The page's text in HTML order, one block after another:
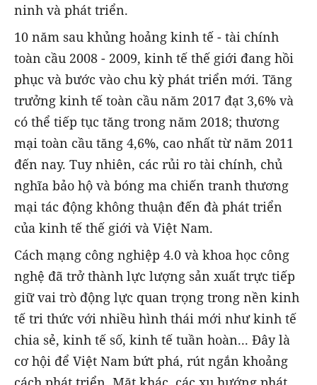
ninh và phát triển.
10 năm sau khủng hoảng kinh tế - tài chính
toàn cầu 2008 - 2009, kinh tế thế giới đang hồi
phục và bước vào chu kỳ phát triển mới. Tăng
trưởng kinh tế toàn cầu năm 2017 đạt 3,6% và
có thể tiếp tục tăng trong năm 2018; thương
mại toàn cầu tăng 4,6%, cao nhất từ năm 2011
đến nay. Tuy nhiên, các rủi ro tài chính, chủ
nghĩa bảo hộ và bóng ma chiến tranh thương
mại tác động không thuận đến đà phát triển
của kinh tế thế giới và Việt Nam.
Cách mạng công nghiệp 4.0 và khoa học công
nghệ đã trở thành lực lượng sản xuất trực tiếp
giữ vai trò động lực quan trọng trong nền kinh
tế tri thức với nhiều hình thái mới như kinh tế
chia sẻ, kinh tế số, kinh tế tuần hoàn... Đây là
cơ hội để Việt Nam bứt phá, rút ngắn khoảng